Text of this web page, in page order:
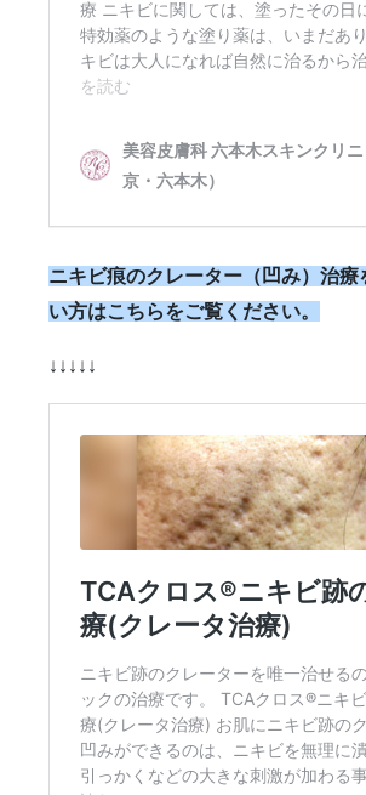
ニキビ痕のクレーター（凹み）治療
い方はこちらをご覧ください。
↓↓↓↓↓